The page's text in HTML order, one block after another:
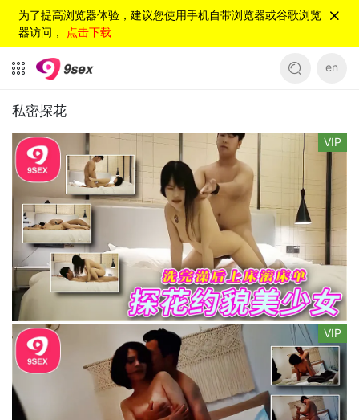
为了提高浏览器体验，建议您使用手机自带浏览器或谷歌浏览
器访问， 点击下载
en
私密探花
VIP
VIP